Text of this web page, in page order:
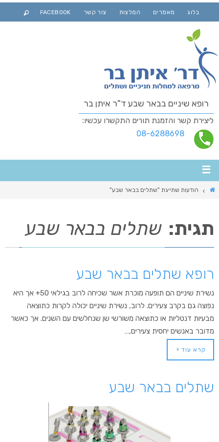
בלוג מאמרים המלצות צור קשר FACEBOOK
רופא שיניים בבאר שבע ד"ר איתן בר
ליצירת קשר והזמנת תורים התקשרו עכשיו:
08-6288698
הודעות שתייגת "שתלים בבאר שבע"
תגית: שתלים בבאר שבע
רופא שתלים בבאר שבע
נשירת שיניים הם תופעה מוכרת אשר שכיחה לרוב בגילאי 50+ אך היא
נפוצה גם בקרב צעירים. לרוב, נשירת שיניים יכולה לקרות כתוצאה
מבעיות דנטליות או כתוצאה משורשי שן שנחלשים עם השנים. אך כאשר
מדובר באנשים יחסית צעירים,…
קרא עוד
שתלים בבאר שבע